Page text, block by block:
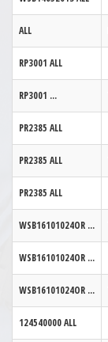
ALL
RP3001 ALL
RP3001 ...
PR2385 ALL
PR2385 ALL
PR2385 ALL
WSB16101024OR ...
WSB16101024OR ...
WSB16101024OR ...
124540000ALL